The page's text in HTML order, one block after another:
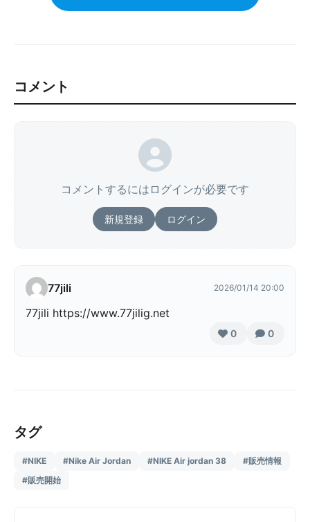
コメント
コメントするにはログインが必要です
新規登録 ログイン
77jili 2026/01/14 20:00
77jili https://www.77jilig.net
0 0
タグ
#NIKE #Nike Air Jordan #NIKE Air jordan 38
#販売情報
#販売開始